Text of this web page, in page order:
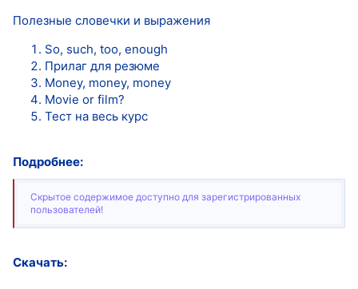
Полезные словечки и выражения
So, such, too, enough
Прилаг для резюме
Money, money, money
Movie or film?
Тест на весь курс
Подробнее:
Скрытое содержимое доступно для зарегистрированных
пользователей!
Скачать: